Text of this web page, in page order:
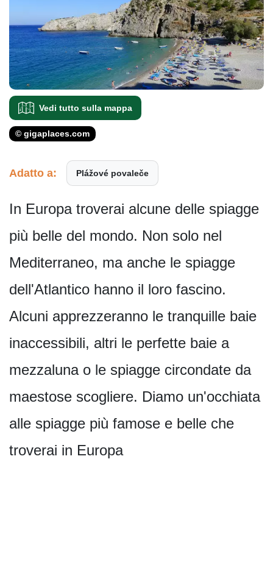
Vedi tutto sulla mappa
© gigaplaces.com
Adatto a: Plážové povaleče
In Europa troverai alcune delle spiagge
più belle del mondo. Non solo nel
Mediterraneo, ma anche le spiagge
dell'Atlantico hanno il loro fascino.
Alcuni apprezzeranno le tranquille baie
inaccessibili, altri le perfette baie a
mezzaluna o le spiagge circondate da
maestose scogliere. Diamo un'occhiata
alle spiagge più famose e belle che
troverai in Europa